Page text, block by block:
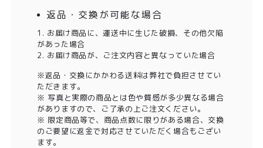
返品・交換が可能な場合
1. お届け商品に、運送中に生じた破損、その他欠陥
があった場合
2. お届け商品が、ご注文内容と異なっていた場合
※返品・交換にかかわる送料は弊社で負担させてい
ただきます。
※ 写真と実際の商品とは色や質感が多少異なる場合
がありますので、ご了承の上ご注文ください。
※ 限定商品等で、商品点数に限りがある場合、交換
のご要望に返金で対応させていただく場合もござい
ます。